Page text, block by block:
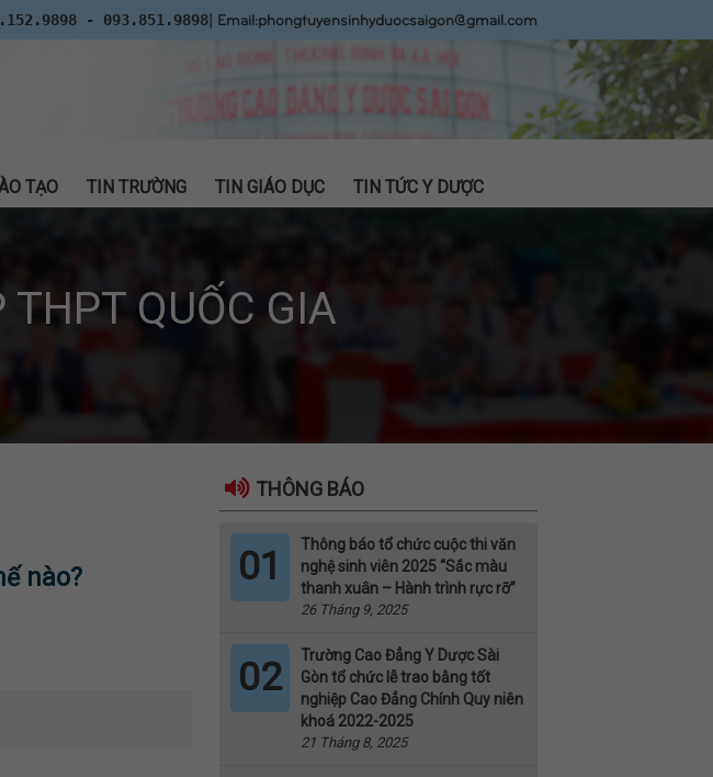
- 093.851.9898| Email:phongtuyensinhyduocsaigon@gmail.com
TẠO TIN TRƯỜNG TIN GIÁO DỤC TIN TỨC Y DƯỢC
THPT QUỐC GIA
nào?
THÔNG BÁO
01
Thông báo tổ chức cuộc thi văn
nghệ sinh viên 2025 “Sắc màu
thanh xuân – Hành trình rực rỡ”
26 Tháng 9, 2025
02
Trường Cao Đẳng Y Dược Sài
Gòn tổ chức lễ trao bằng tốt
nghiệp Cao Đẳng Chính Quy niên
khoá 2022-2025
21 Tháng 8, 2025